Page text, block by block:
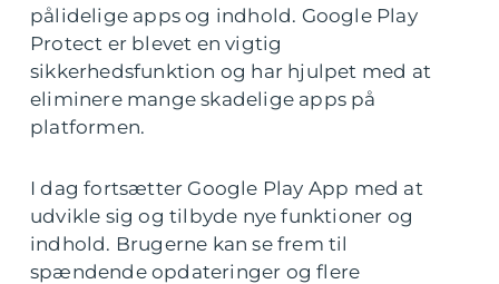
pålidelige apps og indhold. Google Play
Protect er blevet en vigtig
sikkerhedsfunktion og har hjulpet med at
eliminere mange skadelige apps på
platformen.
I dag fortsætter Google Play App med at
udvikle sig og tilbyde nye funktioner og
indhold. Brugerne kan se frem til
spændende opdateringer og flere